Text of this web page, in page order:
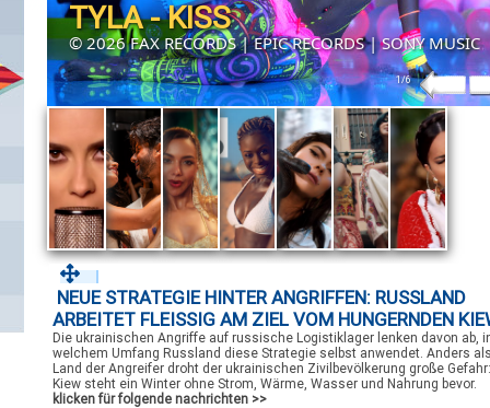
2/6
NEUE STRATEGIE HINTER ANGRIFFEN: RUSSLAND
ARBEITET FLEISSIG AM ZIEL VOM HUNGERNDEN KIEW
Die ukrainischen Angriffe auf russische Logistiklager lenken davon ab,
welchem Umfang Russland diese Strategie selbst anwendet. Anders
Land der Angreifer droht der ukrainischen Zivilbevölkerung große Gefahr:
Kiew steht ein Winter ohne Strom, Wärme, Wasser und Nahrung bevor.
klicken für folgende nachrichten >>